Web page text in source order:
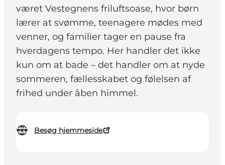
været Vestegnens friluftsoase, hvor børn
lærer at svømme, teenagere mødes med
venner, og familier tager en pause fra
hverdagens tempo. Her handler det ikke
kun om at bade – det handler om at nyde
sommeren, fællesskabet og følelsen af
frihed under åben himmel.
Besøg hjemmeside